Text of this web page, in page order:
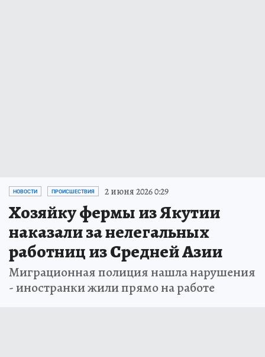
НОВОСТИ ПРОИСШЕСТВИЯ 2 июня 2026 0:29
Хозяйку фермы из Якутии
наказали за нелегальных
работниц из Средней Азии
Миграционная полиция нашла нарушения
- иностранки жили прямо на работе